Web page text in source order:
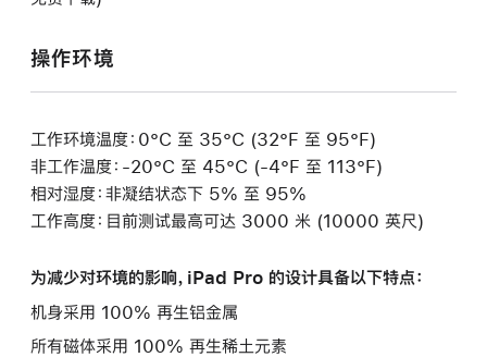
操作环境
工作环境温度：0°C 至 35°C (32°F 至 95°F)
非工作温度：-20°C 至 45°C (-4°F 至 113°F)
相对湿度：非凝结状态下 5% 至 95%
工作高度：目前测试最高可达 3000 米 (10000 英尺)
为减少对环境的影响，iPad Pro 的设计具备以下特点：
机身采用 100% 再生铝金属
所有磁体采用 100% 再生稀土元素